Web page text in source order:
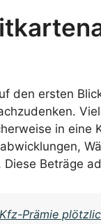
den ersten
in eine
Beträge
Prämie